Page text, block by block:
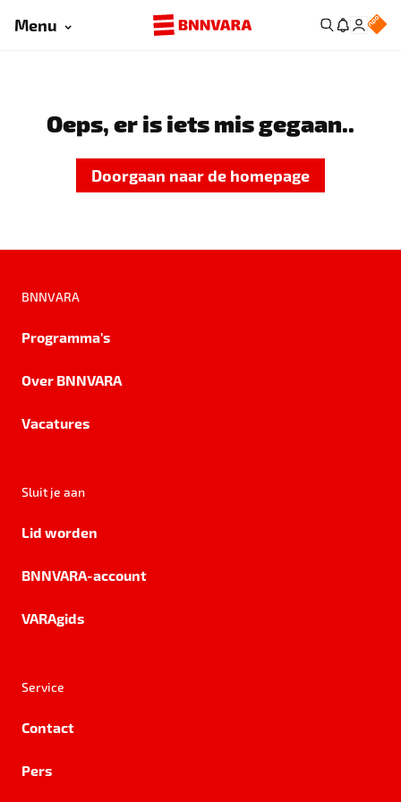
Menu
Oeps, er is iets mis gegaan..
Doorgaan naar de homepage
BNNVARA
Programma's
Over BNNVARA
Vacatures
Sluit je aan
Lid worden
BNNVARA-account
VARAgids
Service
Contact
Pers